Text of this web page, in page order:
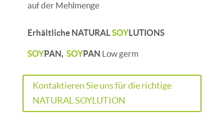
auf der Mehlmenge
Erhältliche NATURALSOYLUTIONS
SOYPAN, SOYPAN Low germ
Kontaktieren Sie uns für die richtige
NATURAL SOYLUTION